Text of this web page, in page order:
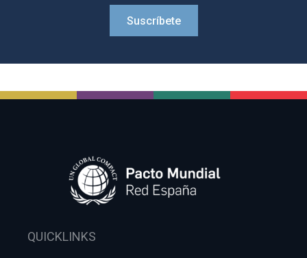
Suscríbete
QUICKLINKS